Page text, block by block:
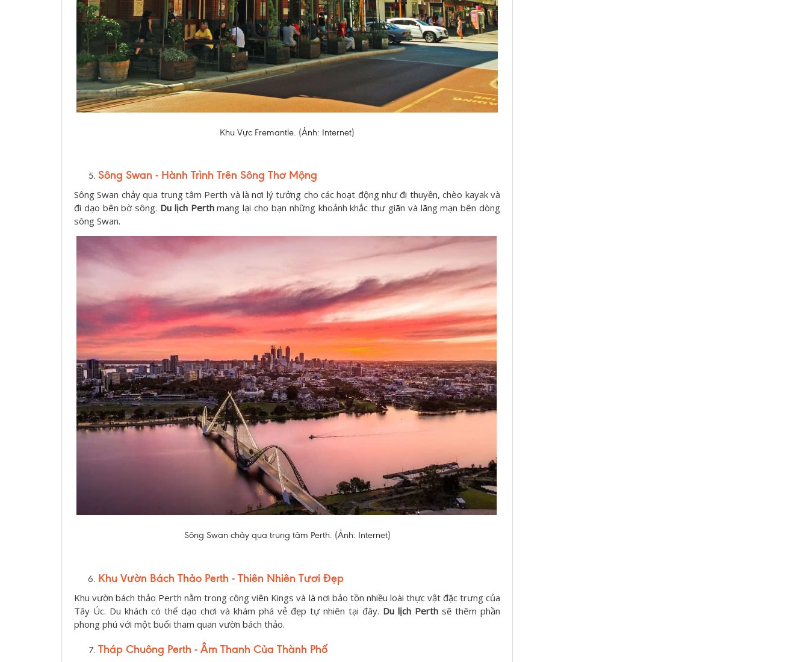
Khu Vực Fremantle. (Ảnh: Internet)
Sông Swan - Hành Trình Trên Sông Thơ Mộng
Sông Swan chảy qua trung tâm Perth và là nơi lý tưởng cho các hoạt động như đi thuyền, chèo kayak và
đi dạo bên bờ sông. Du lịch Perthmang lại cho bạn những khoảnh khắc thư giãn và lãng mạn bên dòng
sông Swan.
Sông Swan chảy qua trung tâm Perth. (Ảnh: Internet)
Khu Vườn Bách Thảo Perth - Thiên Nhiên Tươi Đẹp
Khu vườn bách thảo Perth nằm trong công viên Kings và là nơi bảo tồn nhiều loài thực vật đặc trưng của
Tây Úc. Du khách có thể dạo chơi và khám phá vẻ đẹp tự nhiên tại đây. Du lịch Perth sẽ thêm phần
phong phú với một buổi tham quan vườn bách thảo.
Tháp Chuông Perth - Âm Thanh Của Thành Phố